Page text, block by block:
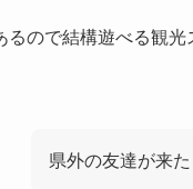
ので結構遊べる観
県外の友達が来